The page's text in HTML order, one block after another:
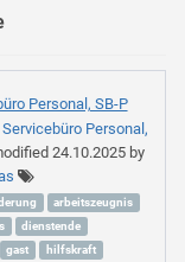
Personal, SB-P
Servicebüro Personal,
24.10.2025by
arbeitszeugnis
dienstende
gast
hilfskraft